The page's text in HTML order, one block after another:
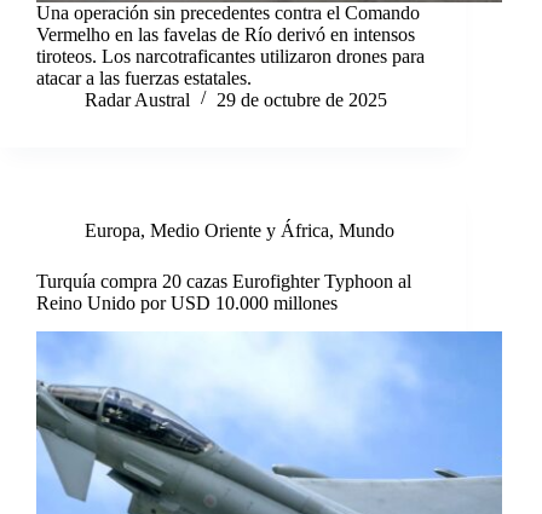
Una operación sin precedentes contra el Comando
Vermelho en las favelas de Río derivó en intensos
tiroteos. Los narcotraficantes utilizaron drones para
atacar a las fuerzas estatales.
Radar Austral
29 de octubre de 2025
Europa, Medio Oriente y África, Mundo
Turquía compra 20 cazas Eurofighter Typhoon al
Reino Unido por USD 10.000 millones